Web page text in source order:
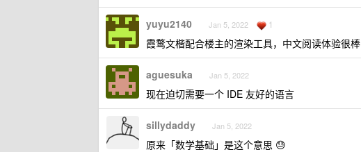
yuyu2140 Jan 5, 2022 1
霞鹜文楷配合楼主的渲染工具，中文阅读体验很棒
aguesuka Jan 5, 2022
现在迫切需要一个 IDE 友好的语言
sillydaddy Jan 5, 2022
原来「数学基础」是这个意思 😓